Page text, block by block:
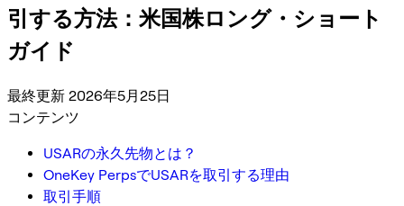
引する方法：米国株ロング・ショート
ガイド
最終更新 2026年5月25日
コンテンツ
USARの永久先物とは？
OneKey PerpsでUSARを取引する理由
取引手順